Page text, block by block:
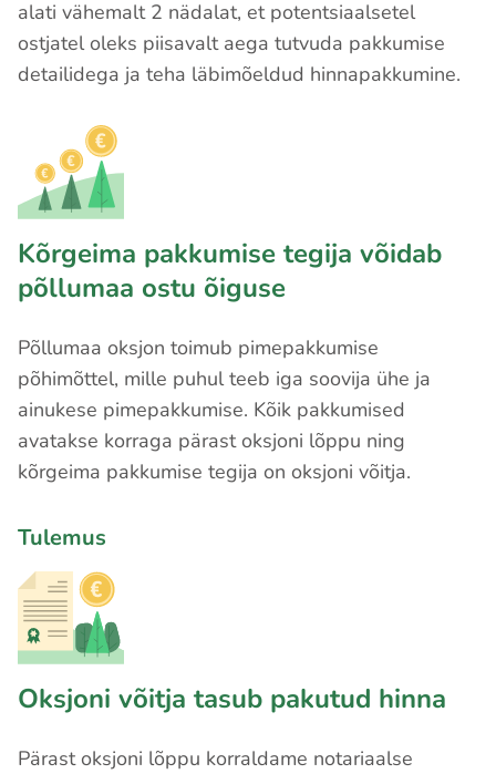
alati vähemalt 2 nädalat, et potentsiaalsetel
ostjatel oleks piisavalt aega tutvuda pakkumise
detailidega ja teha läbimõeldud hinnapakkumine.
Kõrgeima pakkumise tegija võidab
põllumaa ostu õiguse
Põllumaa oksjon toimub pimepakkumise
põhimõttel, mille puhul teeb iga soovija ühe ja
ainukese pimepakkumise. Kõik pakkumised
avatakse korraga pärast oksjoni lõppu ning
kõrgeima pakkumise tegija on oksjoni võitja.
Tulemus
Oksjoni võitja tasub pakutud hinna
Pärast oksjoni lõppu korraldame notariaalse